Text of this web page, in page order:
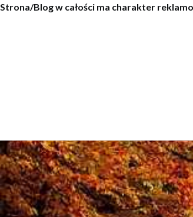
Strona/Blog w całości ma charakter